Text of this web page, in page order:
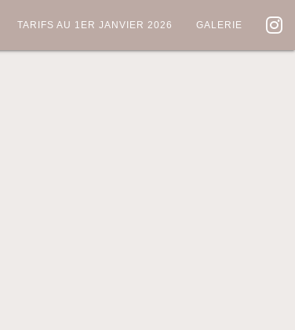
TARIFS AU 1ER JANVIER 2026 GALERIE